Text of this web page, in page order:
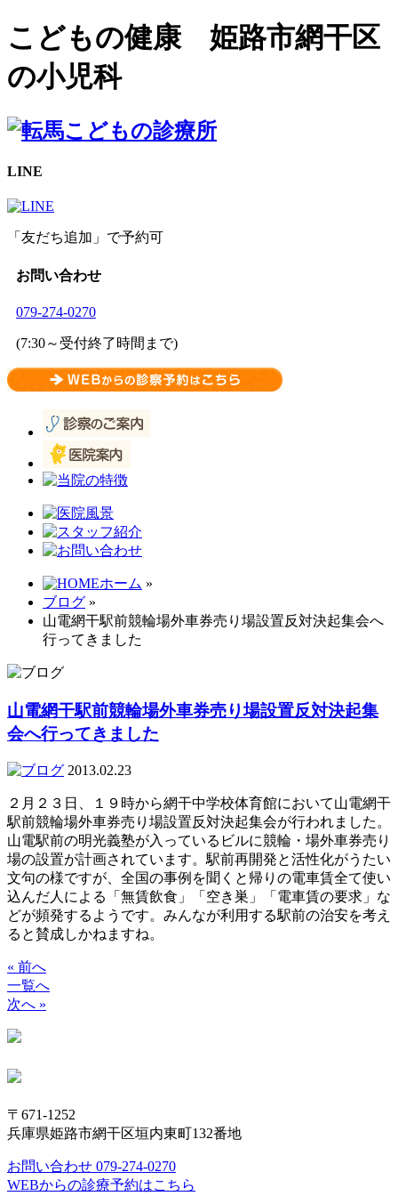
こどもの健康 姫路市網干区
の小児科
LINE
「友だち追加」で予約可
お問い合わせ
079-274-0270
(7:30～受付終了時間まで)
ホーム »
ブログ »
山電網干駅前競輪場外車券売り場設置反対決起集会へ
行ってきました
山電網干駅前競輪場外車券売り場設置反対決起集
会へ行ってきました
2013.02.23
２月２３日、１９時から網干中学校体育館において山電網干
駅前競輪場外車券売り場設置反対決起集会が行われました。
山電駅前の明光義塾が入っているビルに競輪・場外車券売り
場の設置が計画されています。駅前再開発と活性化がうたい
文句の様ですが、全国の事例を聞くと帰りの電車賃全て使い
込んだ人による「無賃飲食」「空き巣」「電車賃の要求」な
どが頻発するようです。みんなが利用する駅前の治安を考え
ると賛成しかねますね。
« 前へ
一覧へ
次へ »
〒671-1252
兵庫県姫路市網干区垣内東町132番地
お問い合わせ 079-274-0270
WEBからの診療予約はこちら